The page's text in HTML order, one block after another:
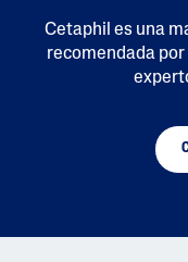
Cetaphil es una
recomendada